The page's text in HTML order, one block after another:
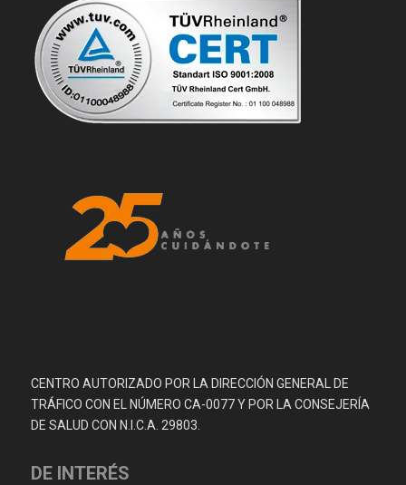
CENTRO AUTORIZADO POR LA DIRECCIÓN GENERAL DE
TRÁFICO CON EL NÚMERO CA-0077 Y POR LA CONSEJERÍA
DE SALUD CON N.I.C.A. 29803.
DE INTERÉS